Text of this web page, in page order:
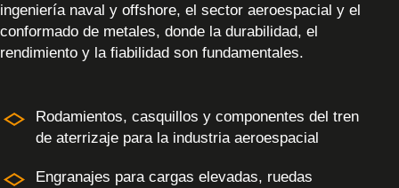
ingeniería naval y offshore, el sector aeroespacial y el
conformado de metales, donde la durabilidad, el
rendimiento y la fiabilidad son fundamentales.
Rodamientos, casquillos y componentes del tren
de aterrizaje para la industria aeroespacial
Engranajes para cargas elevadas, ruedas